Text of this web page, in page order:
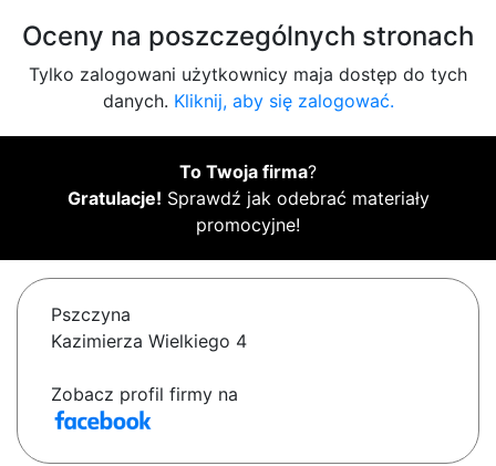
Oceny na poszczególnych stronach
Tylko zalogowani użytkownicy maja dostęp do tych
danych. Kliknij, aby się zalogować.
To Twoja firma?
Gratulacje! Sprawdź jak odebrać materiały
promocyjne!
Pszczyna
Kazimierza Wielkiego 4
Zobacz profil firmy na